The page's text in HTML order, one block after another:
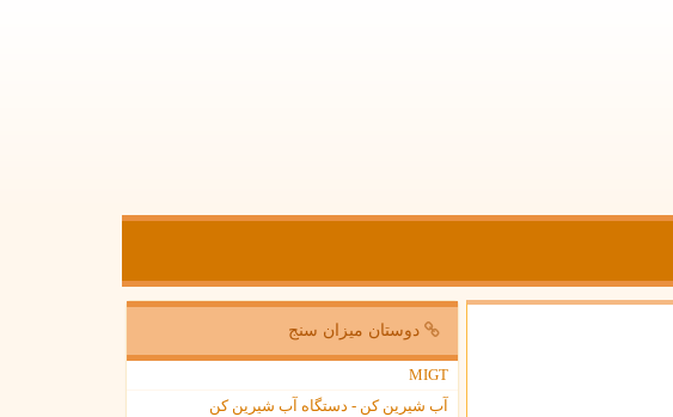
دوستان میزان سنج
MIGT
آب شیرین کن - دستگاه آب شیرین کن